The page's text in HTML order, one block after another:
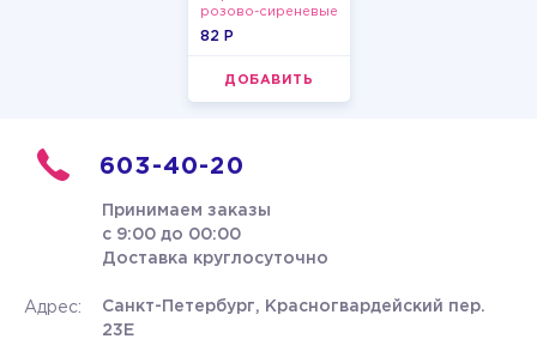
розово-сиреневые
пастельные
82 P
ДОБАВИТЬ
603-40-20
Принимаем заказы
с 9:00 до 00:00
Доставка круглосуточно
Адрес:
Санкт-Петербург, Красногвардейский пер.
23Е